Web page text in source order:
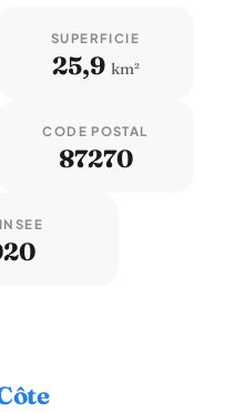
SUPERFICIE
25,9 km²
CODE POSTAL
87270